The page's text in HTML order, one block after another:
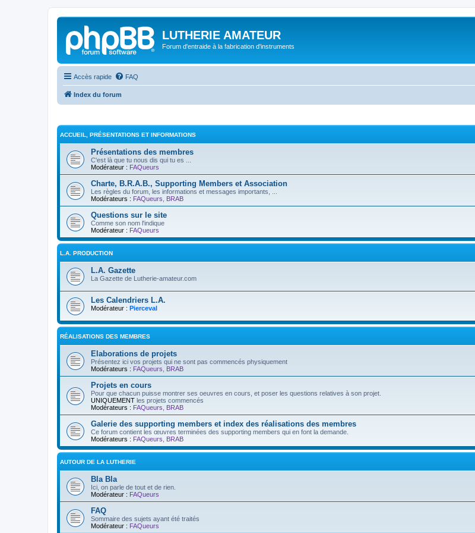
LUTHERIE AMATEUR
Forum d'entraide à la fabrication d'instruments
Accès rapide FAQ
Index du forum
ACCUEIL, PRÉSENTATIONS ET INFORMATIONS
Présentations des membres
C'est là que tu nous dis qui tu es ...
Modérateur : FAQueurs
Charte, B.R.A.B., Supporting Members et Association
Les règles du forum, les informations et messages importants, ...
Modérateurs : FAQueurs BRAB
Questions sur le site
Comme son nom l'indique
Modérateur : FAQueurs
L.A. PRODUCTION
L.A. Gazette
La Gazette de Lutherie-amateur.com
Les Calendriers L.A.
Modérateur : Pierceval
RÉALISATIONS DES MEMBRES
Elaborations de projets
Présentez ici vos projets qui ne sont pas commencés physiquement
Modérateurs : FAQueurs BRAB
Projets en cours
Pour que chacun puisse montrer ses oeuvres en cours, et poser les questions relatives à son projet.
UNIQUEMENT les projets commencés
Modérateurs : FAQueurs BRAB
Galerie des supporting members et index des réalisations des membres
Ce forum contient les œuvres terminées des supporting members qui en font la demande.
Modérateurs : FAQueurs BRAB
AUTOUR DE LA LUTHERIE
Bla Bla
Ici, on parle de tout et de rien.
Modérateur : FAQueurs
FAQ
Sommaire des sujets ayant été traités
Modérateur : FAQueurs